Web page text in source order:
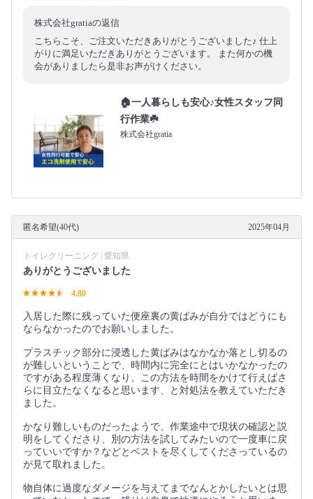
株式会社gratiaの返信
こちらこそ、ご注文いただきありがとうございました♪ 仕上
がりに満足いただきありがとうございます。 また何かの機
会がありましたら是非お声がけください。
🏠一人暮らしも安心♪女性スタッフ同
行作業☘️
株式会社gratia
匿名希望(40代) 2025年04月
トイレクリーニング | 愛知県
ありがとうございました
4.80
入居した際に残っていた便座裏の黄ばみが自分ではどうにも
ならなかったのでお願いしました。
プラスチック部分に浸透した黄ばみはなかなか落とし切るの
が難しいということで、時間内に完全にとはいかなかったの
ですがある程度薄くなり、この方法を時間をかけて行えばさ
らに目立たなくなると思います、と対処法を教えていただき
ました。
かなり難しいものだったようで、作業途中で現状の確認と説
明をしてくださり、別の方法を試してみたいので一度車に戻
っていいですか？などとベストを尽くしてくださっているの
が見て取れました。
物自体に過度なダメージを与えてまでなんとかしたいとは思